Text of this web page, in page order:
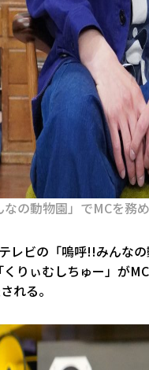
なの動物園」でMCを務
レビの「嗚呼!!みんな
りぃむしちゅー」が
れる。